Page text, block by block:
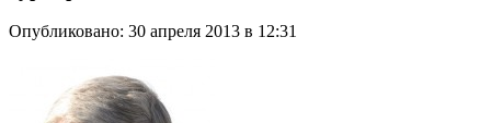
Опубликовано: 30 апреля 2013 в 12:31